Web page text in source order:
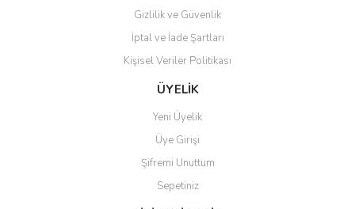
Gönder
Gizlilik ve Güvenlik
İptal ve İade Şartları
Kişisel Veriler Politikası
ÜYELİK
Yeni Üyelik
Üye Girişi
Şifremi Unuttum
Sepetiniz